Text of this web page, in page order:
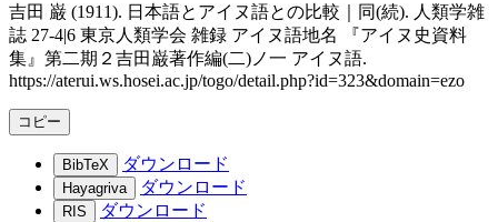
吉田 巌 (1911). 日本語とアイヌ語との比較｜同(続). 人類学雑
誌 27-4|6 東京人類学会 雑録 アイヌ語地名 『アイヌ史資料
集』第二期２吉田巌著作編(二)ノ一 アイヌ語.
https://aterui.ws.hosei.ac.jp/togo/detail.php?id=323&domain=ezo
コピー
BibTeX ダウンロード
Hayagriva ダウンロード
RIS ダウンロード